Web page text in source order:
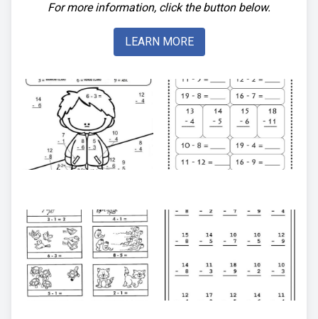
For more information, click the button below.
LEARN MORE